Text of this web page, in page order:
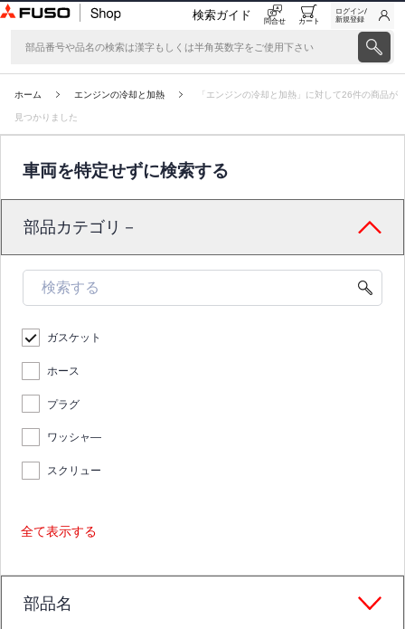
検索ガイド 問合せ カート
ログイン/
新規登録
ホーム エンジンの冷却と加熱 「エンジンの冷却と加熱」に対して26件の商品が
見つかりました
車両を特定せずに検索する
部品カテゴリ－
ガスケット
ホース
プラグ
ワッシャ―
スクリュー
全て表示する
部品名